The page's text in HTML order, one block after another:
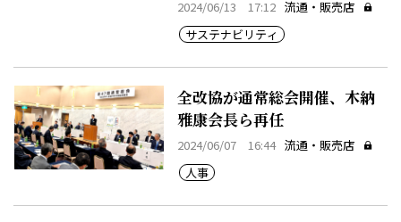
2024/06/13 17:12 流通・販売店
サステナビリティ
全改協が通常総会開催、木納
雅康会長ら再任
2024/06/07 16:44 流通・販売店
人事